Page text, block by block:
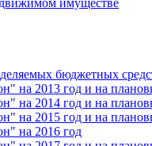
бюджетных
2013 год и на
2014 год и на
2015 год и на
на 2016 год